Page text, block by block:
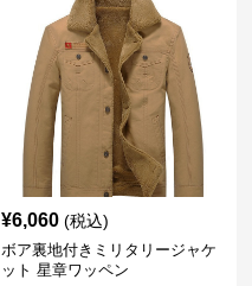
¥6,060 (税込)
ボア裏地付きミリタリージャケ
ット 星章ワッペン